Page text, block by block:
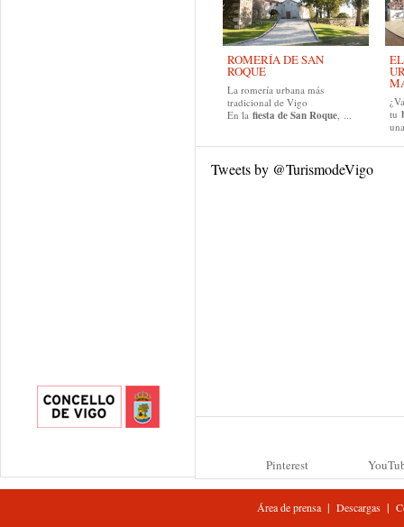
ROMERÍA DE SAN
ROQUE
La romería urbana más
tradicional de Vigo
En la fiesta de San Roque, ...
tu
Tweets by @TurismodeVigo
Pinterest
Área de prensa| Descargas|